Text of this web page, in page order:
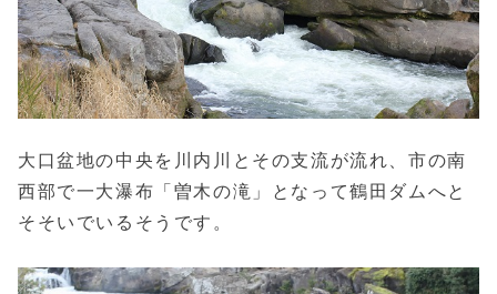
大口盆地の中央を川内川とその支流が流れ、市の南
西部で一大瀑布「曽木の滝」となって鶴田ダムへと
そそいでいるそうです。